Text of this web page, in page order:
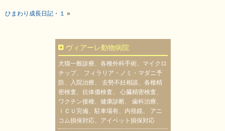
ひまわり成長日記・１ »
ヴィアーレ動物病院
犬猫一般診療、各種外科手術、マイクロ
チップ、 フィラリア・ノミ・マダニ予
防、入院治療、 去勢不妊相談、各種精
密検査、抗体価検査、 心臓精密検査、
ワクチン接種、健康診断、 歯科治療、
ＩＣＵ完備、駐車場有、内視鏡、 アニ
コム損保対応、アイペット損保対応